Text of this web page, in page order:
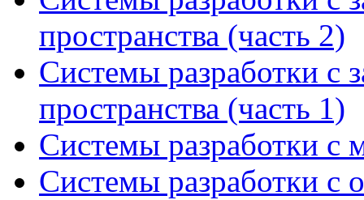
пространства (часть 2)
Системы разработки с
пространства (часть 1)
Системы разработки с
Системы разработки с